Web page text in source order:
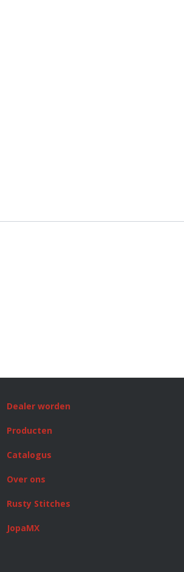
Dealer worden
Producten
Catalogus
Over ons
Rusty Stitches
JopaMX